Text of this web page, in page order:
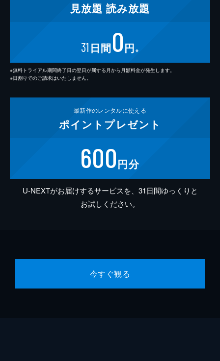
見放題 読み放題
31 日間0円 ※
※無料トライアル期間終了日の翌日が属する月から月額料金が発生します。
※日割りでのご請求はいたしません。
最新作のレンタルに使える
ポイント プレゼント
600円分
U-NEXTがお届けするサービスを、31日間ゆっくりと
お試しください。
今すぐ観る